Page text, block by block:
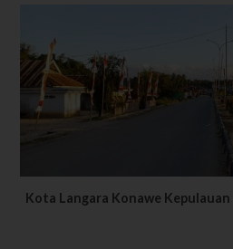
Kota Langara Konawe